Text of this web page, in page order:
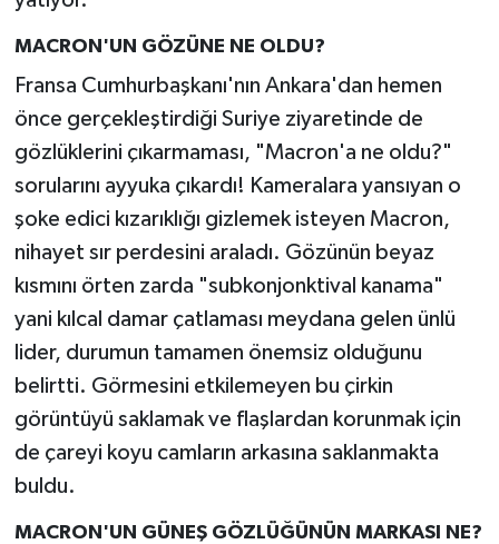
MACRON'UN GÖZÜNE NE OLDU?
Fransa Cumhurbaşkanı'nın Ankara'dan hemen
önce gerçekleştirdiği Suriye ziyaretinde de
gözlüklerini çıkarmaması, "Macron'a ne oldu?"
sorularını ayyuka çıkardı! Kameralara yansıyan o
şoke edici kızarıklığı gizlemek isteyen Macron,
nihayet sır perdesini araladı. Gözünün beyaz
kısmını örten zarda "subkonjonktival kanama"
yani kılcal damar çatlaması meydana gelen ünlü
lider, durumun tamamen önemsiz olduğunu
belirtti. Görmesini etkilemeyen bu çirkin
görüntüyü saklamak ve flaşlardan korunmak için
de çareyi koyu camların arkasına saklanmakta
buldu.
MACRON'UN GÜNEŞ GÖZLÜĞÜNÜN MARKASI NE?